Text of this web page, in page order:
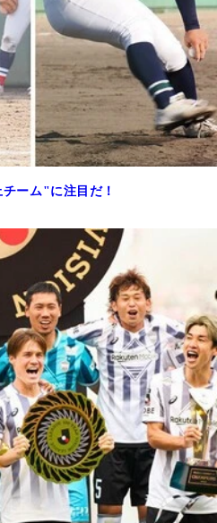
ーム"に注目だ！